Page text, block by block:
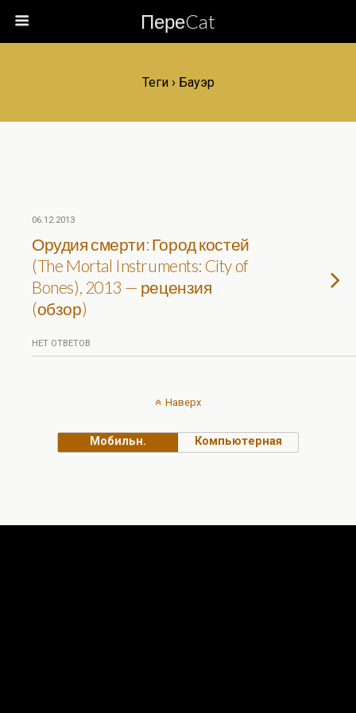
ПереCat
Теги › Бауэр
06.12.2013
Орудия смерти: Город костей
(The Mortal Instruments: City of
Bones), 2013 — рецензия
(обзор)
НЕТ ОТВЕТОВ
Наверх
Мобильн. Компьютерная